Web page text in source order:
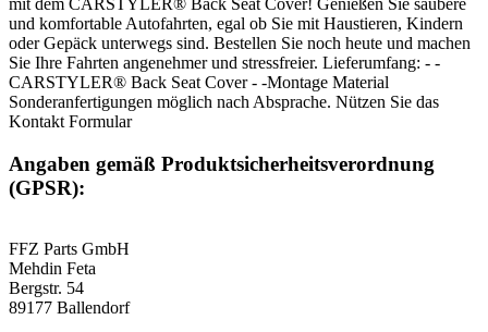
mit dem CARSTYLER® Back Seat Cover! Genießen Sie saubere
und komfortable Autofahrten, egal ob Sie mit Haustieren, Kindern
oder Gepäck unterwegs sind. Bestellen Sie noch heute und machen
Sie Ihre Fahrten angenehmer und stressfreier. Lieferumfang: - -
CARSTYLER® Back Seat Cover - -Montage Material
Sonderanfertigungen möglich nach Absprache. Nützen Sie das
Kontakt Formular
Angaben gemäß Produktsicherheitsverordnung
(GPSR):
FFZ Parts GmbH
Mehdin Feta
Bergstr. 54
89177 Ballendorf